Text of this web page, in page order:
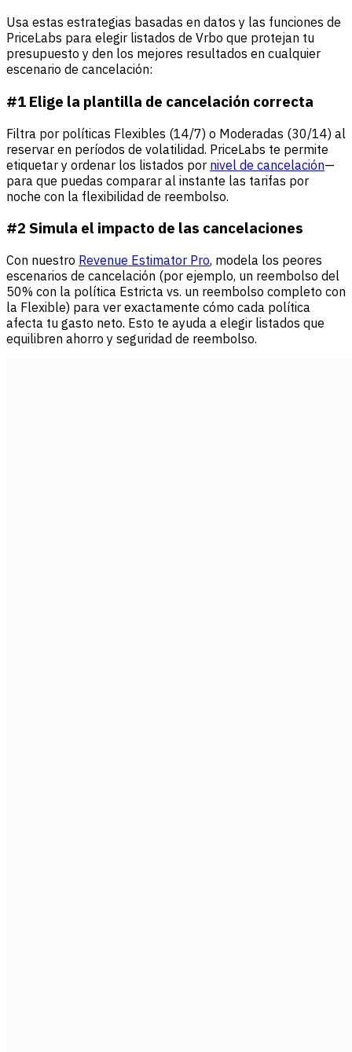
Usa estas estrategias basadas en datos y las funciones de
PriceLabs para elegir listados de Vrbo que protejan tu
presupuesto y den los mejores resultados en cualquier
escenario de cancelación:
#1 Elige la plantilla de cancelación correcta
Filtra por políticas Flexibles (14/7) o Moderadas (30/14) al
reservar en períodos de volatilidad. PriceLabs te permite
etiquetar y ordenar los listados por nivel de cancelación—
para que puedas comparar al instante las tarifas por
noche con la flexibilidad de reembolso.
#2 Simula el impacto de las cancelaciones
Con nuestro Revenue Estimator Pro, modela los peores
escenarios de cancelación (por ejemplo, un reembolso del
50% con la política Estricta vs. un reembolso completo con
la Flexible) para ver exactamente cómo cada política
afecta tu gasto neto. Esto te ayuda a elegir listados que
equilibren ahorro y seguridad de reembolso.